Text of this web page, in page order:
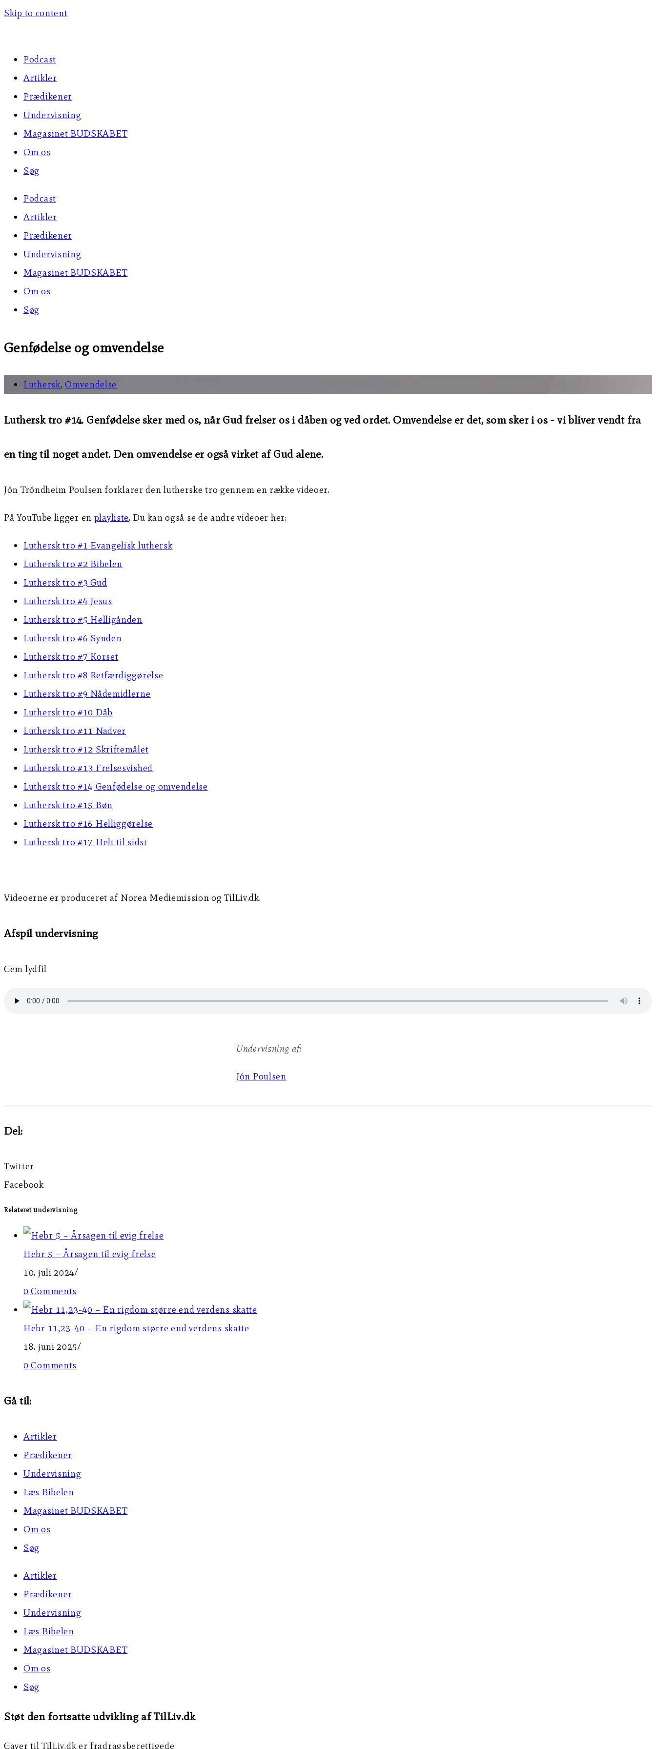
Skip to content
Podcast
Artikler
Prædikener
Undervisning
Magasinet BUDSKABET
Om os
Søg
Podcast
Artikler
Prædikener
Undervisning
Magasinet BUDSKABET
Om os
Søg
Genfødelse og omvendelse
Luthersk,Omvendelse
Luthersk tro #14. Genfødelse sker med os, når Gud frelser os i dåben og ved ordet. Omvendelse er det, som sker i os - vi bliver vendt fra
en ting til noget andet. Den omvendelse er også virket af Gud alene.
Jón Tróndheim Poulsen forklarer den lutherske tro gennem en række videoer.
På YouTube ligger en playliste. Du kan også se de andre videoer her:
Luthersk tro #1 Evangelisk luthersk
Luthersk tro #2 Bibelen
Luthersk tro #3 Gud
Luthersk tro #4 Jesus
Luthersk tro #5 Helligånden
Luthersk tro #6 Synden
Luthersk tro #7 Korset
Luthersk tro #8 Retfærdiggørelse
Luthersk tro #9 Nådemidlerne
Luthersk tro #10 Dåb
Luthersk tro #11 Nadver
Luthersk tro #12 Skriftemålet
Luthersk tro #13 Frelsesvished
Luthersk tro #14 Genfødelse og omvendelse
Luthersk tro #15 Bøn
Luthersk tro #16 Helliggørelse
Luthersk tro #17 Helt til sidst
Videoerne er produceret af Norea Mediemission og TilLiv.dk.
Afspil undervisning
Gem lydfil
Undervisning af:
Jón Poulsen
Del:
Twitter
Facebook
Relateret undervisning
Hebr 5 – Årsagen til evig frelse
10. juli 2024/
0 Comments
Hebr 11,23-40 – En rigdom større end verdens skatte
18. juni 2025/
0 Comments
Gå til:
Artikler
Prædikener
Undervisning
Læs Bibelen
Magasinet BUDSKABET
Om os
Søg
Artikler
Prædikener
Undervisning
Læs Bibelen
Magasinet BUDSKABET
Om os
Søg
Støt den fortsatte udvikling af TilLiv.dk
Gaver til TilLiv.dk er fradragsberettigede